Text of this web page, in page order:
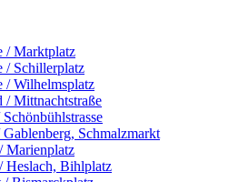
/ Marktplatz
/ Schillerplatz
/ Wilhelmsplatz
/ Mittnachtstraße
Gablenberg, Schmalzmarkt
Marienplatz
Heslach, Bihlplatz